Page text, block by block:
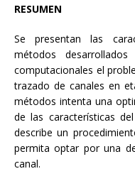
RESUMEN
Se presentan las
métodos
computacionales el
trazado de canales en
métodos intenta una
de las características
describe un
permita optar por una
canal.